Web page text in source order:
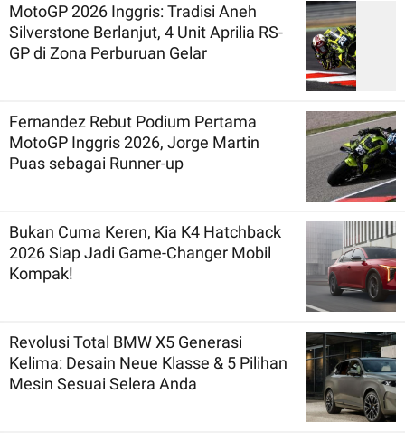
MotoGP 2026 Inggris: Tradisi Aneh
Silverstone Berlanjut, 4 Unit Aprilia RS-
GP di Zona Perburuan Gelar
Fernandez Rebut Podium Pertama
MotoGP Inggris 2026, Jorge Martin
Puas sebagai Runner-up
Bukan Cuma Keren, Kia K4 Hatchback
2026 Siap Jadi Game-Changer Mobil
Kompak!
Revolusi Total BMW X5 Generasi
Kelima: Desain Neue Klasse & 5 Pilihan
Mesin Sesuai Selera Anda